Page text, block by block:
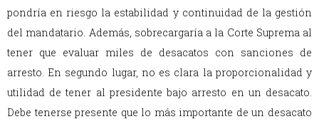
pondría en riesgo la estabilidad y continuidad de la gestión
del mandatario. Además, sobrecargaría a la Corte Suprema al
tener que evaluar miles de desacatos con sanciones de
arresto. En segundo lugar, no es clara la proporcionalidad y
utilidad de tener al presidente bajo arresto en un desacato.
Debe tenerse presente que lo más importante de un desacato